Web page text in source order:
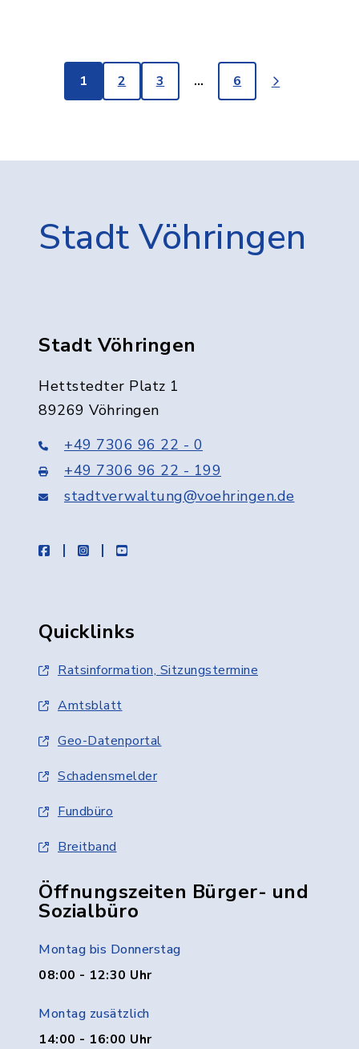
1 2 3 … 6
Stadt Vöhringen
Stadt Vöhringen
Hettstedter Platz 1
89269 Vöhringen
+49 7306 96 22 - 0
+49 7306 96 22 - 199
stadtverwaltung@voehringen.de
facebookinstagramyoutube
Quicklinks
Ratsinformation, Sitzungstermine
Amtsblatt
Geo-Datenportal
Schadensmelder
Fundbüro
Breitband
Öffnungszeiten Bürger- und
Sozialbüro
Montag bis Donnerstag
08:00 - 12:30 Uhr
Montag zusätzlich
14:00 - 16:00 Uhr